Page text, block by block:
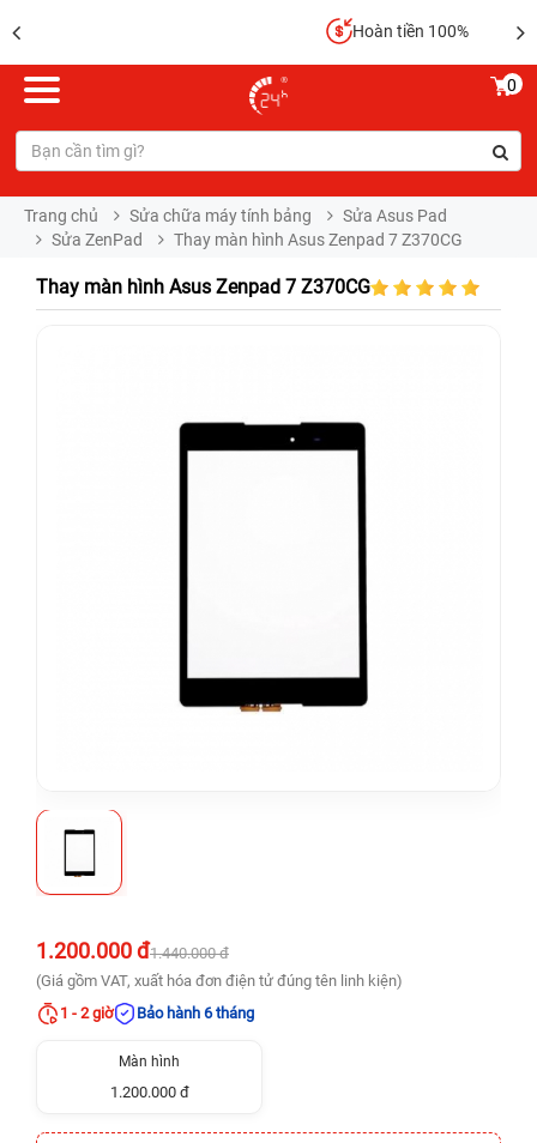
Hoàn tiền 100%
0
Trang chủ Sửa chữa máy tính bảng
Sửa Asus Pad
Sửa ZenPad
Thay màn hình Asus Zenpad 7 Z370CG
Thay màn hình Asus Zenpad 7 Z370CG
1.200.000 đ1.440.000 đ
(Giá gồm VAT, xuất hóa đơn điện tử đúng tên linh kiện)
1 - 2 giờ
Bảo hành 6 tháng
Màn hình
1.200.000 đ